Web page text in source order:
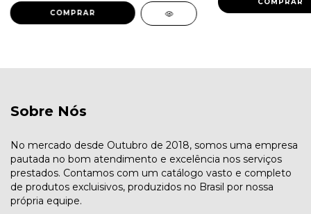
COMPRAR
COMPRAR
Sobre Nós
No mercado desde Outubro de 2018, somos uma empresa
pautada no bom atendimento e excelência nos serviços
prestados. Contamos com um catálogo vasto e completo
de produtos excluisivos, produzidos no Brasil por nossa
própria equipe.